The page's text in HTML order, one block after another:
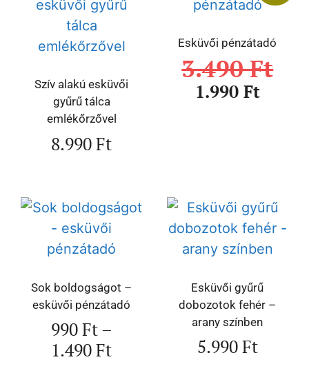
Szív alakú esküvői
gyűrű tálca
emlékőrzővel
8.990Ft
Esküvői pénzátadó
3.490Ft
1.990 Ft
Sok boldogságot –
esküvői pénzátadó
990Ft–
1.490Ft
Esküvői gyűrű
dobozotok fehér –
arany színben
5.990Ft